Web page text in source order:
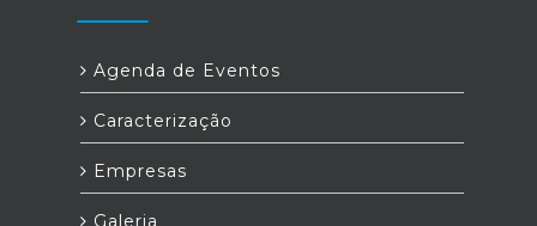
Agenda de Eventos
Caracterização
Empresas
Galeria